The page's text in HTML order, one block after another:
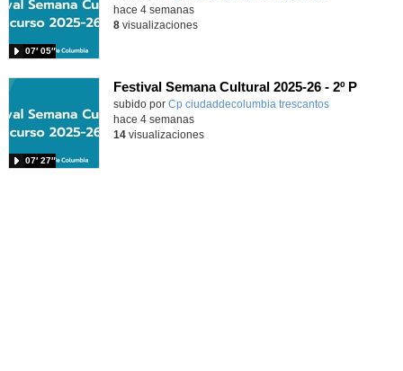
07′ 05″
hace 4 semanas
8visualizaciones
Festival Semana Cultural 2025-26 - 2º P
subido por Cp ciudaddecolumbia trescantos
07′ 27″
-
hace 4 semanas
14visualizaciones